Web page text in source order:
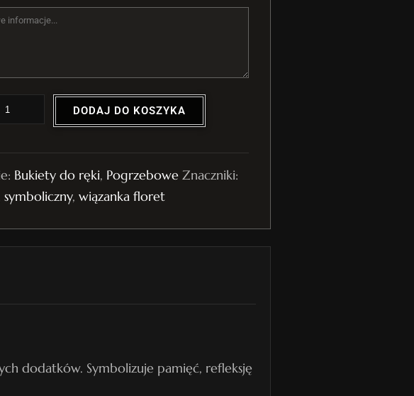
DODAJ DO KOSZYKA
Bukiety do ręki, Pogrzebowe Znaczniki:
symboliczny, wiązanka floret
dodatków. Symbolizuje pamięć, refleksję